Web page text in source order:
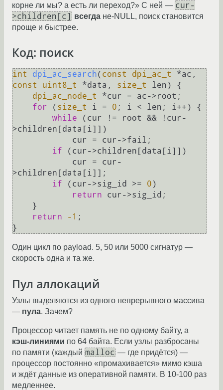
корне ли мы? а есть ли переход?» С ней — cur-
>children[c] всегда не-NULL, поиск становится
проще и быстрее.
Код: поиск
int dpi_ac_search( const dpi_ac_t
const
uint8_t *data, size_t len)
{
dpi_ac_node_t
*cur = ac->root;
for
( size_t i = 0 ; i < len; i++) {
while (cur != root && !cur-
>children[data[i]])
if (cur->children[data[i]])
>children[data[i]];
if (cur->sig_id >= 0)
return cur->sig_id;
return
-1 ;
Один цикл по payload. 5, 50 или 5000 сигнатур —
скорость одна и та же.
Пул аллокаций
Узлы выделяются из одного непрерывного массива
— пула. Зачем?
Процессор читает память не по одному байту, а
кэш-линиями по 64 байта. Если узлы разбросаны
по памяти (каждый malloc — где придётся) —
процессор постоянно «промахивается» мимо кэша
и ждёт данные из оперативной памяти. В 10-100 раз
медленнее.